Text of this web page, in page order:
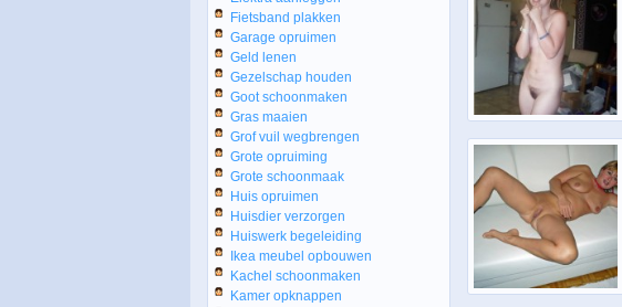
Fietsband plakken
Garage opruimen
Geld lenen
Gezelschap houden
Goot schoonmaken
Gras maaien
Grof vuil wegbrengen
Grote opruiming
Grote schoonmaak
Huis opruimen
Huisdier verzorgen
Huiswerk begeleiding
Ikea meubel opbouwen
Kachel schoonmaken
Kamer opknappen